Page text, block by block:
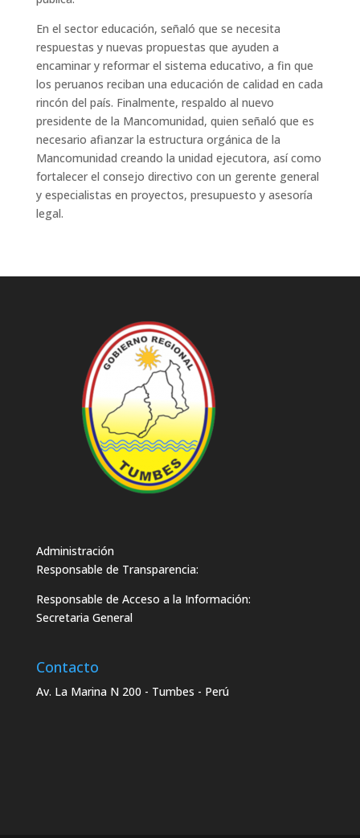
En el sector educación, señaló que se necesita
respuestas y nuevas propuestas que ayuden a
encaminar y reformar el sistema educativo, a fin que
los peruanos reciban una educación de calidad en cada
rincón del país. Finalmente, respaldo al nuevo
presidente de la Mancomunidad, quien señaló que es
necesario afianzar la estructura orgánica de la
Mancomunidad creando la unidad ejecutora, así como
fortalecer el consejo directivo con un gerente general
y especialistas en proyectos, presupuesto y asesoría
legal.
Administración
Responsable de Transparencia:
Responsable de Acceso a la Información:
Secretaria General
Contacto
Av. La Marina N 200 - Tumbes - Perú